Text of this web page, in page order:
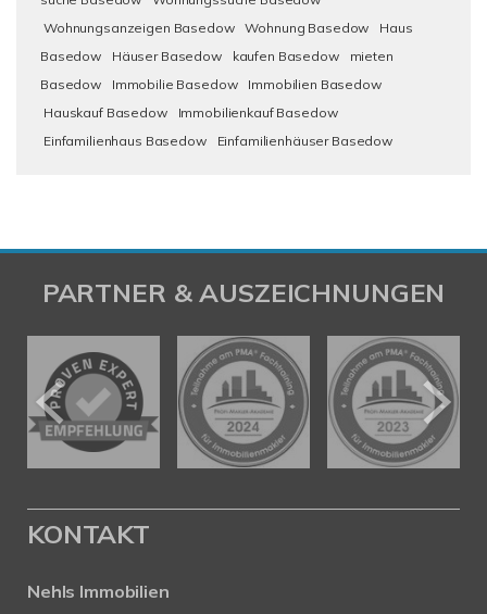
Wohnungsanzeigen Basedow
Wohnung Basedow
Haus
Basedow
Häuser Basedow kaufen Basedow
mieten
Basedow
Immobilie Basedow
Immobilien Basedow
Hauskauf Basedow
Immobilienkauf Basedow
Einfamilienhaus Basedow
Einfamilienhäuser Basedow
PARTNER & AUSZEICHNUNGEN
KONTAKT
Nehls Immobilien